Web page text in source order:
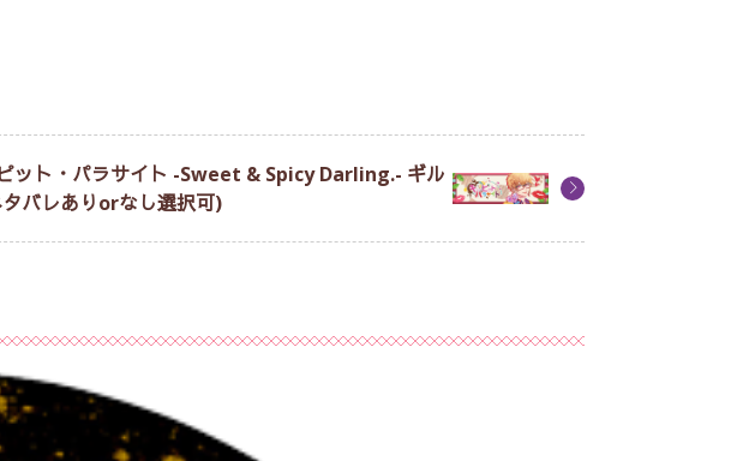
ット・パラサイト -Sweet & Spicy Darling.- ギル
バレありorなし選択可)